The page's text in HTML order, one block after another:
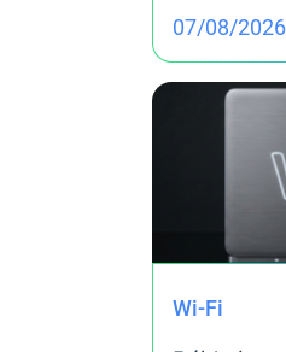
07/08/2026
Wi-Fi